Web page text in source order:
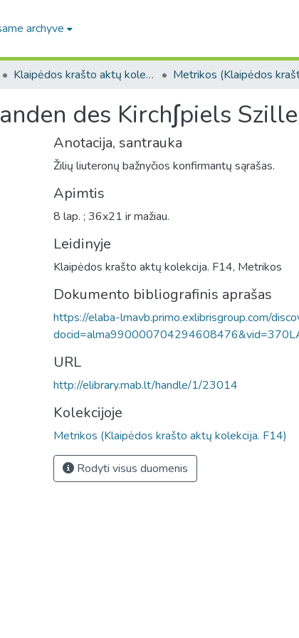
archyve
Klaipėdos krašto aktų kolekcija. F14
des Kirch∫piels
Anotacija, santrauka
Žilių liuteronų bažnyčios konfirmantų sąrašas.
Apimtis
8 lap. ; 36x21 ir mažiau.
Leidinyje
Klaipėdos krašto aktų kolekcija. F14, Metrikos
Dokumento bibliografinis aprašas
https://elaba-lmavb.primo.exlibrisgroup.com/
URL
http://elibrary.mab.lt/handle/1/23014
Kolekcijoje
Metrikos (Klaipėdos krašto aktų kolekcija. F14)
Rodyti visus duomenis